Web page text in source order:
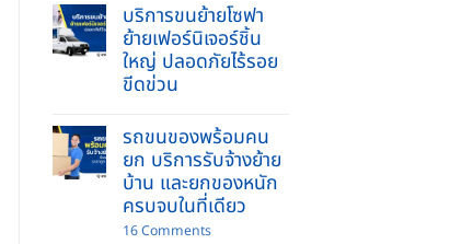
บริการขนย้ายโซฟา
ย้ายเฟอร์นิเจอร์ชิ้น
ใหญ่ ปลอดภัยไร้รอย
ขีดข่วน
on
บริการ
ขน
ย้าย
โซฟา
ย้าย
เฟอร์นิเจอร์
รถขนของพร้อมคน
ยก บริการรับจ้างย้าย
บ้าน และยกของหนัก
ครบจบในที่เดียว
16 Commentson